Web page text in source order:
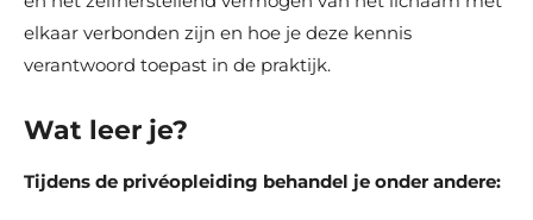
elkaar verbonden zijn en hoe je deze kennis
verantwoord toepast in de praktijk.
Wat leer je?
Tijdens de privéopleiding behandel je onder andere: